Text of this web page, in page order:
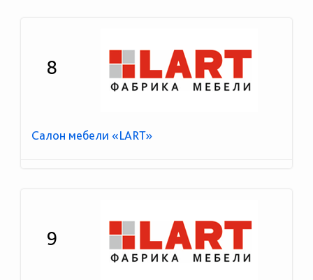
8
Салон мебели «LART»
9